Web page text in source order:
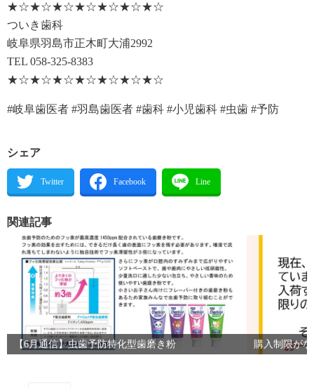
★☆★☆★☆★☆★☆★☆★☆
ついき歯科
岐阜県羽島市正木町大浦2992
TEL 058-325-8383
★☆★☆★☆★☆★☆★☆★☆
#岐阜歯医者 #羽島歯医者 #歯科 #小児歯科 #虫歯 #予防
シェア
関連記事
【6月通信】虫歯予防特化型歯磨き粉 購入制限が